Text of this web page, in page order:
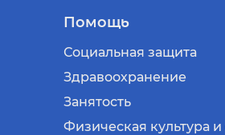
Помощь
Социальная защита
Здравоохранение
Занятость
Физическая культура и